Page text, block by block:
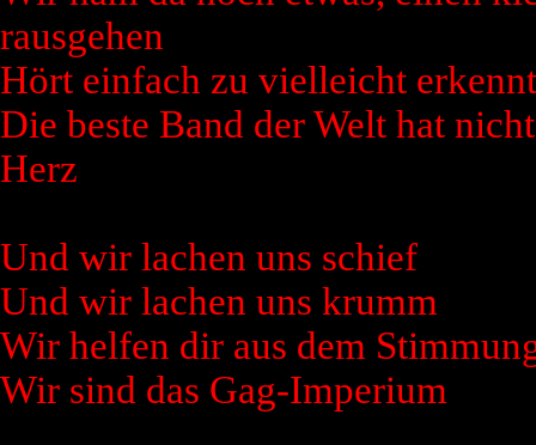
rausgehen
Hört einfach zu vielleicht
Die beste Band der Welt hat
Herz
Und wir lachen uns schief
Und wir lachen uns krumm
Wir helfen dir aus dem
Wir sind das Gag-Imperium